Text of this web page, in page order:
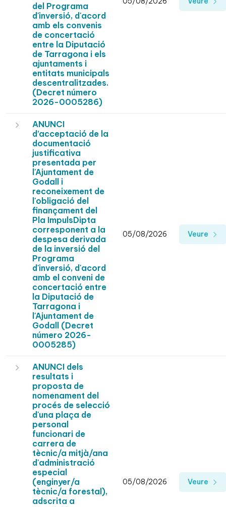
del Programa
d'inversió, d'acord
amb els convenis
de concertació
entre la Diputació
de Tarragona i els
ajuntaments i
entitats municipals
descentralitzades.
(Decret número
2026-0005286)
ANUNCI
d’acceptació de la
documentació
justificativa
presentada per
l'Ajuntament de
Godall i
reconeixement de
l'obligació del
finançament del
Pla ImpulsDipta
corresponent a la
despesa derivada
de la inversió del
Programa
d'inversió, d'acord
amb el conveni de
concertació entre
la Diputació de
Tarragona i
l'Ajuntament de
Godall (Decret
número 2026-
0005285)
05/08/2026 Veure
ANUNCI dels
resultats i
proposta de
nomenament del
procés de selecció
d'una plaça de
personal
funcionari de
carrera de
tècnic/a mitjà/ana
d'administració
especial
(enginyer/a
tècnic/a forestal),
adscrita a
05/08/2026 Veure